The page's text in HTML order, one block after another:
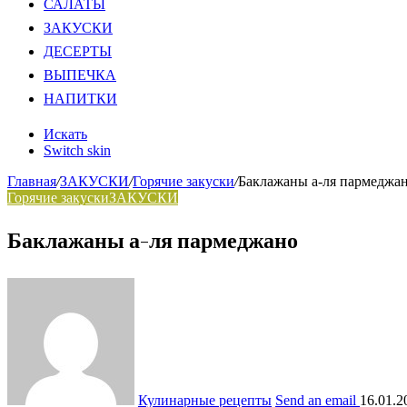
САЛАТЫ
ЗАКУСКИ
ДЕСЕРТЫ
ВЫПЕЧКА
НАПИТКИ
Искать
Switch skin
Главная/ЗАКУСКИ/Горячие закуски/Баклажаны а-ля
Горячие закускиЗАКУСКИ
Баклажаны а-ля пармеджано
Кулинарные рецепты Send an email